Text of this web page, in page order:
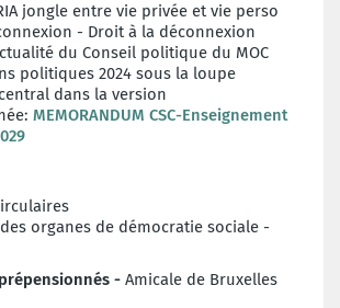
jongle entre vie privée et vie perso
- Droit à la déconnexion
du Conseil politique du MOC
politiques 2024 sous la loupe
dans la version
MEMORANDUM CSC-Enseignement
des organes de démocratie sociale -
- Amicale de Bruxelles